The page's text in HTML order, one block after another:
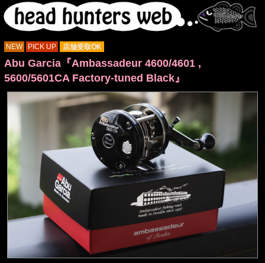
NEW PICK UP 店舗受取OK
Abu Garcia『Ambassadeur 4600/4601 ,
5600/5601CA Factory-tuned Black』